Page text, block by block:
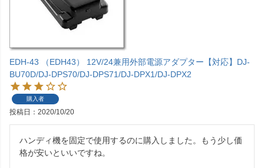
EDH-43 （EDH43） 12V/24兼用外部電源アダプター【対応】DJ-
BU70D/DJ-DPS70/DJ-DPS71/DJ-DPX1/DJ-DPX2
購入者
投稿日 2020/10/20
ハンディ機を固定で使用するのに購入しました。もう少し価
格が安いといいですね。